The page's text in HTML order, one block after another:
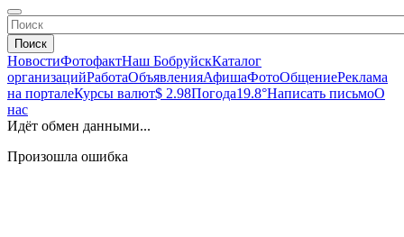
Поиск
НовостиФотофактНаш БобруйскКаталог
организацийРаботаОбъявленияАфишаФотоОбщениеРеклама
на порталеКурсы валют$ 2.98Погода19.8°Написать письмоО
нас
Идёт обмен данными...
Произошла ошибка